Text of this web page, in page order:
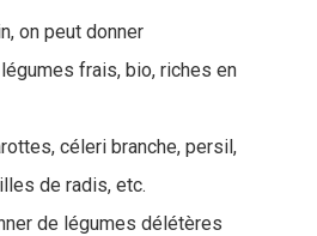
on peut donner
frais, bio, riches en
céleri branche, persil,
de radis, etc.
de légumes délétères